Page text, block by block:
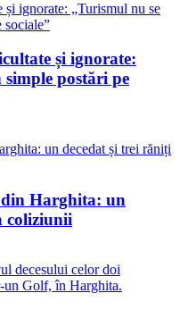
și ignorate:
postări pe
Harghita: un
coliziunii